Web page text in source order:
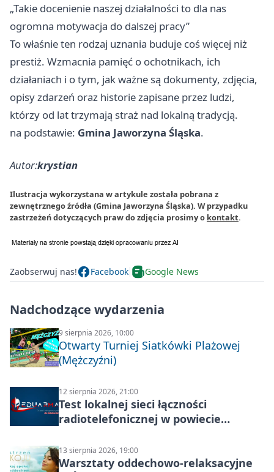
„Takie docenienie naszej działalności to dla nas
ogromna motywacja do dalszej pracy”
To właśnie ten rodzaj uznania buduje coś więcej niż
prestiż. Wzmacnia pamięć o ochotnikach, ich
działaniach i o tym, jak ważne są dokumenty, zdjęcia,
opisy zdarzeń oraz historie zapisane przez ludzi,
którzy od lat trzymają straż nad lokalną tradycją.
na podstawie: Gmina Jaworzyna Śląska.
Autor:krystian
Ilustracja wykorzystana w artykule została pobrana z
zewnętrznego źródła (Gmina Jaworzyna Śląska). W przypadku
zastrzeżeń dotyczących praw do zdjęcia prosimy o kontakt.
Zaobserwuj nas! Facebook Google News
Nadchodzące wydarzenia
9 sierpnia 2026, 10:00
Otwarty Turniej Siatkówki Plażowej
(Mężczyźni)
12 sierpnia 2026, 21:00
Test lokalnej sieci łączności
radiotelefonicznej w powiecie
13 sierpnia 2026, 19:00
Warsztaty oddechowo-relaksacyjne